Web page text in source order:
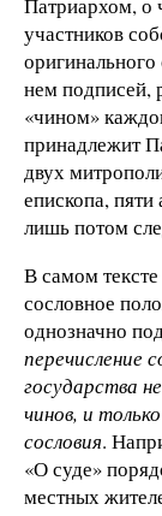
Патриархом, о
участников
нем подписей,
«чином»
принадлежит
двух
епископа,
лишь потом
В самом
сословное
однозначно
перечисление
государства
чинов, и
сословия.
«О суде»
местных